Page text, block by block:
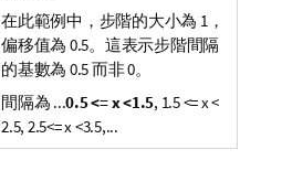
在此範例中，步階的大小為 1，
偏移值為 0.5。這表示步階間隔
的基數為 0.5 而非 0。
間隔為 ...0.5 <= x <1.5, 1.5 <= x <
2.5, 2.5<= x <3.5,...